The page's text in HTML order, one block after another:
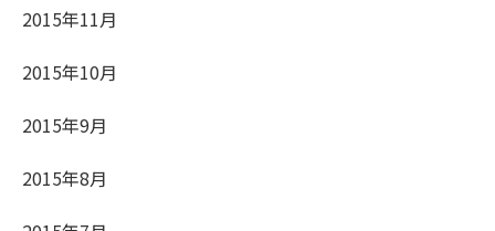
2015年11月
2015年10月
2015年9月
2015年8月